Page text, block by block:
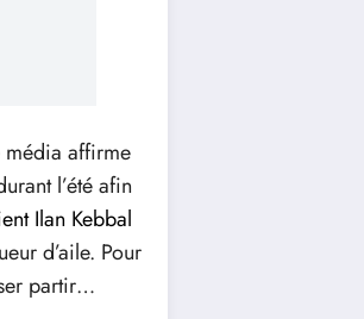
média affirme
l’été afin
Ilan Kebbal
d’aile. Pour
partir…